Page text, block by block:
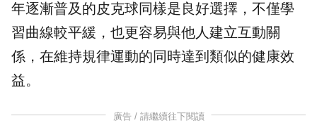
年逐漸普及的皮克球同樣是良好選擇，不僅學
習曲線較平緩，也更容易與他人建立互動關
係，在維持規律運動的同時達到類似的健康效
益。
廣告 / 請繼續往下閱讀